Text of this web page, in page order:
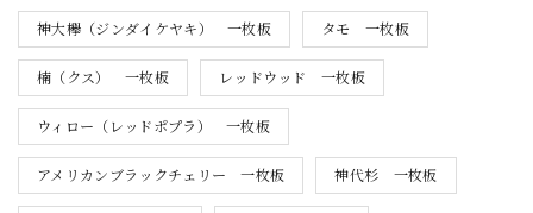
神大欅（ジンダイケヤキ） 一枚板 タモ 一枚板
楠（クス） 一枚板 レッドウッド 一枚板
ウィロー（レッドポプラ） 一枚板
アメリカンブラックチェリー 一枚板 神代杉 一枚板